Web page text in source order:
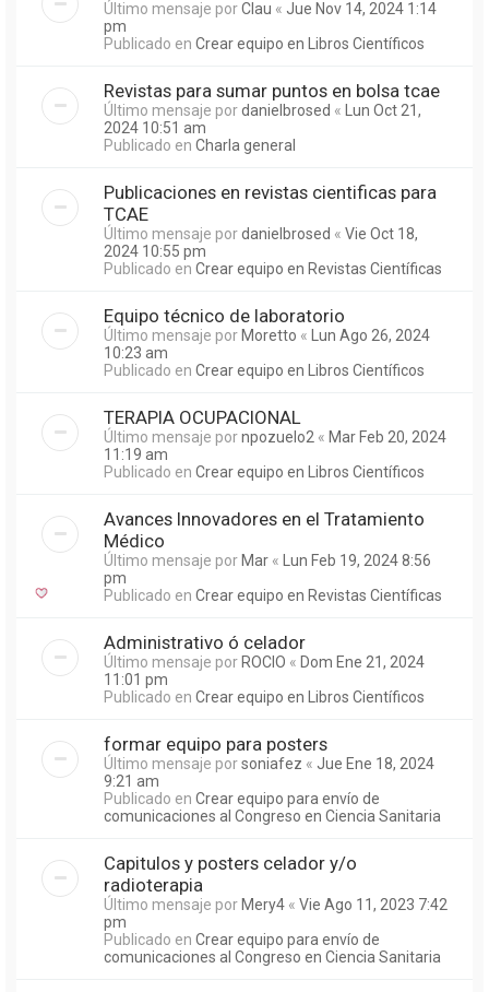
Último mensaje porClau « Jue Nov 14, 2024 1:14
pm
Publicado en Crear equipo en Libros Científicos
Revistas para sumar puntos en bolsa tcae
Último mensaje pordanielbrosed « Lun Oct 21,
2024 10:51 am
Publicado en Charla general
Publicaciones en revistas cientificas para
TCAE
Último mensaje pordanielbrosed « Vie Oct 18,
2024 10:55 pm
Publicado en Crear equipo en Revistas Científicas
Equipo técnico de laboratorio
Último mensaje por Moretto « Lun Ago 26, 2024
10:23 am
Publicado en Crear equipo en Libros Científicos
TERAPIA OCUPACIONAL
Último mensaje pornpozuelo2 « Mar Feb 20, 2024
11:19 am
Publicado en Crear equipo en Libros Científicos
Avances Innovadores en el Tratamiento
Médico
Último mensaje por Mar « Lun Feb 19, 2024 8:56
pm
Publicado en Crear equipo en Revistas Científicas
Administrativo ó celador
Último mensaje por ROCIO « Dom Ene 21, 2024
11:01 pm
Publicado en Crear equipo en Libros Científicos
formar equipo para posters
Último mensaje porsoniafez « Jue Ene 18, 2024
9:21 am
Publicado en Crear equipo para envío de
comunicaciones al Congreso en Ciencia Sanitaria
Capitulos y posters celador y/o
radioterapia
Último mensaje por Mery4 « Vie Ago 11, 2023 7:42
pm
Publicado en Crear equipo para envío de
comunicaciones al Congreso en Ciencia Sanitaria